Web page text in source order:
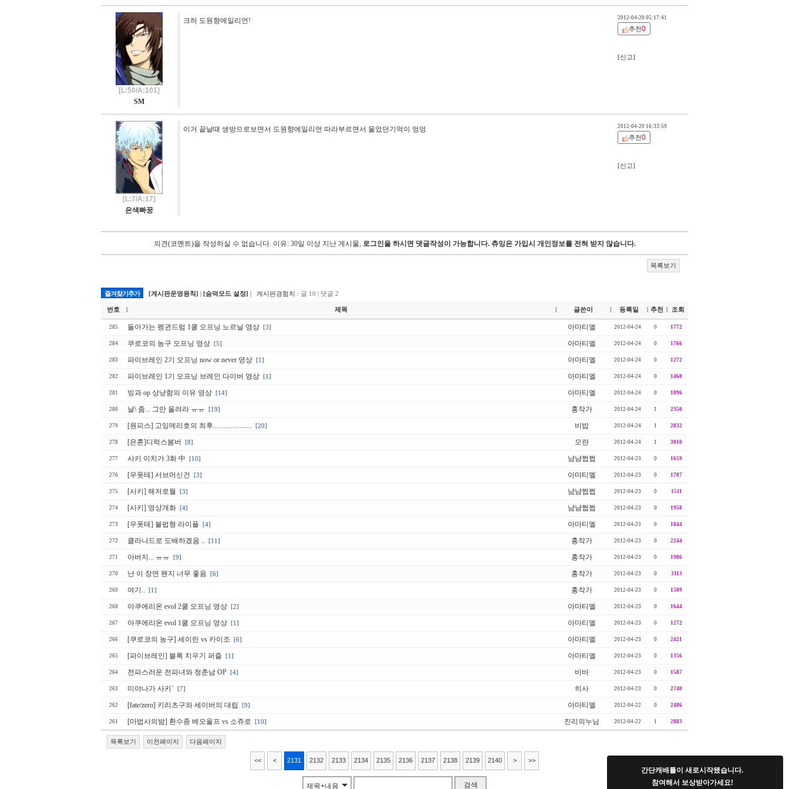
[L:50/A:101]
SM
크허 도원향에일리언! 2012-04-20 05:17:41
추천0
[신고]
[L:7/A:17]
은색빠꿍
이거 끝날때 생방으로보면서 도원향에일리언 따라부르면서 울었던기억이 엉엉 2012-04-20 16:33:59
추천0
[신고]
의견(코멘트)을 작성하실 수 없습니다. 이유: 30일 이상 지난 게시물, 로그인을 하시면 댓글작성이 가능합니다. 츄잉은 가입시 개인정보를 전혀 받지 않습니다.
목록보기
즐겨찾기추가 [게시판운영원칙] | [숨덕모드 설정] | 게시판경험치 : 글 10 | 댓글 2
번호 제목 글쓴이 등록일 추천 조회
285 돌아가는 펭귄드럼 1쿨 오프닝 노르닐 영상 [3] 아마티엘 2012-04-24 0 1772
284 쿠로코의 농구 오프닝 영상 [5] 아마티엘 2012-04-24 0 1766
283 파이브레인 2기 오프닝 now or never 영상 [1] 아마티엘 2012-04-24 0 1272
282 파이브레인 1기 오프닝 브레인 다이버 영상 [1] 아마티엘 2012-04-24 0 1460
281 빙과 op 상냥함의 이유 영상 [14] 아마티엘 2012-04-24 0 1896
280 날\ 좀... 그만 울려라 ㅠㅠ [19] 홍작가 2012-04-24 1 2350
279 [원피스] 고잉메리호의 최후...................... [20] 비밥 2012-04-24 1 2832
278 [은혼]디럭스봄버 [8] 모란 2012-04-24 1 3010
277 사키 이치가 3화 中 [10] 냠냠쩝쩝 2012-04-23 0 1659
276 [우폿테] 서브머신건 [3] 아마티엘 2012-04-23 0 1707
275 [사키] 해저로월 [3] 냠냠쩝쩝 2012-04-23 0 1511
274 [사키] 영상개화 [4] 냠냠쩝쩝 2012-04-23 0 1958
273 [우폿테] 불펍형 라이플 [4] 아마티엘 2012-04-23 0 1844
272 클라나드로 도배하겠음 .. [11] 홍작가 2012-04-23 0 2244
271 아버지... ㅠㅠ [9] 홍작가 2012-04-23 0 1986
270 난 이 장면 왠지 너무 좋음 [6] 홍작가 2012-04-23 0 3113
269 여기.. [1] 홍작가 2012-04-23 0 1509
268 아쿠에리온 evol 2쿨 오프닝 영상 [2] 아마티엘 2012-04-23 0 1644
267 아쿠에리온 evol 1쿨 오프닝 영상 [1] 아마티엘 2012-04-23 0 1272
266 [쿠로코의 농구] 세이린 vs 카이조 [6] 아마티엘 2012-04-23 0 2421
265 [파이브레인] 블록 치우기 퍼즐 [1] 아마티엘 2012-04-23 0 1356
264 전파스러운 전파녀와 청춘남 OP [4] 비바 2012-04-23 0 1587
263 미야나가 사키` [7] 히사 2012-04-23 0 2740
262 [fate/zero] 키리츠구와 세이버의 대립 [9] 아마티엘 2012-04-22 0 2486
261 [마법사의밤] 환수종 베오울프 vs 소쥬로 [10] 진리의누님 2012-04-22 1 2883
목록보기 이전페이지 다음페이지
<< < 2131 2132 2133 2134 2135 2136 2137 2138 2139 2140 > >>
제목+내용 검색
간단캐배틀이 새로시작됐습니다.
참여해서 보상받아가세요!